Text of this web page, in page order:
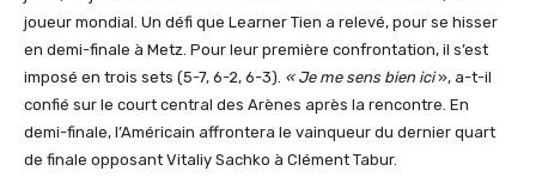
joueur mondial. Un défi que Learner Tien a relevé, pour se hisser
en demi-finale à Metz. Pour leur première confrontation, il s’est
imposé en trois sets (5-7, 6-2, 6-3). « Je me sens bien ici», a-t-il
confié sur le court central des Arènes après la rencontre. En
demi-finale, l’Américain affrontera le vainqueur du dernier quart
de finale opposant Vitaliy Sachko à Clément Tabur.